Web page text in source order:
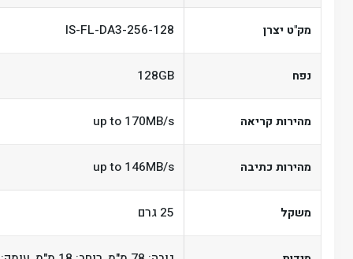
מק"ט יצרן IS-FL-DA3-256-128
נפח 128GB
מהירות קריאה up to 170MB/s
מהירות כתיבה up to 146MB/s
משקל 25 גרם